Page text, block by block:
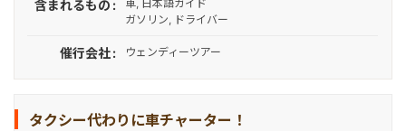
含まれるもの
車, 日本語ガイド
ガソリン, ドライバー
催行会社 ウェンディーツアー
タクシー代わりに車チャーター！